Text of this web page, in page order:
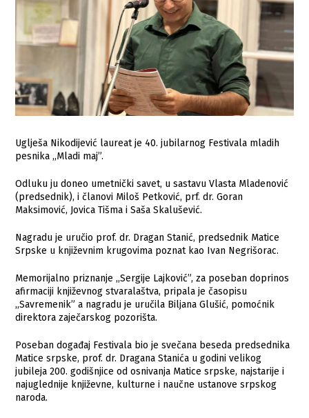
Uglješa Nikodijević laureat je 40. jubilarnog Festivala mladih
pesnika ,,Mladi maj”.
Odluku ju doneo umetnički savet, u sastavu Vlasta Mladenović
(predsednik), i članovi Miloš Petković, prf. dr. Goran
Maksimović, Jovica Tišma i Saša Skalušević.
Nagradu je uručio prof. dr. Dragan Stanić, predsednik Matice
Srpske u književnim krugovima poznat kao Ivan Negrišorac.
Memorijalno priznanje ,,Sergije Lajković”, za poseban doprinos
afirmaciji književnog stvaralaštva, pripala je časopisu
,,Savremenik” a nagradu je uručila Biljana Glušić, pomoćnik
direktora zaječarskog pozorišta.
Poseban događaj Festivala bio je svečana beseda predsednika
Matice srpske, prof. dr. Dragana Stanića u godini velikog
jubileja 200. godišnjice od osnivanja Matice srpske, najstarije i
najuglednije književne, kulturne i naučne ustanove srpskog
naroda.